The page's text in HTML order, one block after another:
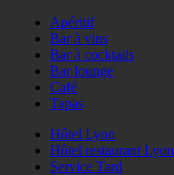
Apéritif
Bar à vins
Bar à cocktails
Bar lounge
Café
Tapas
Hôtel Lyon
Hôtel restaurant Lyon
Service Tard